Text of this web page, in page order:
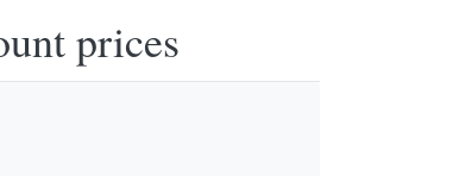
prices